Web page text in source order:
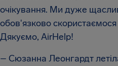
очікування. Ми дуже
обов'язково скористаємося
Дякуємо, AirHelp!
– Сюзанна Леонгардт